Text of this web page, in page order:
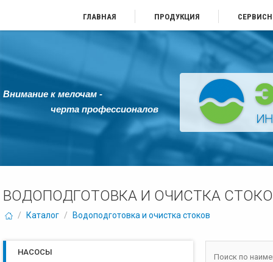
ГЛАВНАЯ ПРОДУКЦИЯ
Внимание к мелочам -
черта профессионалов
ВОДОПОДГОТОВКА И ОЧИСТКА
/ Каталог / Водоподготовка и очистка стоков
Поиск по
НАСОСЫ